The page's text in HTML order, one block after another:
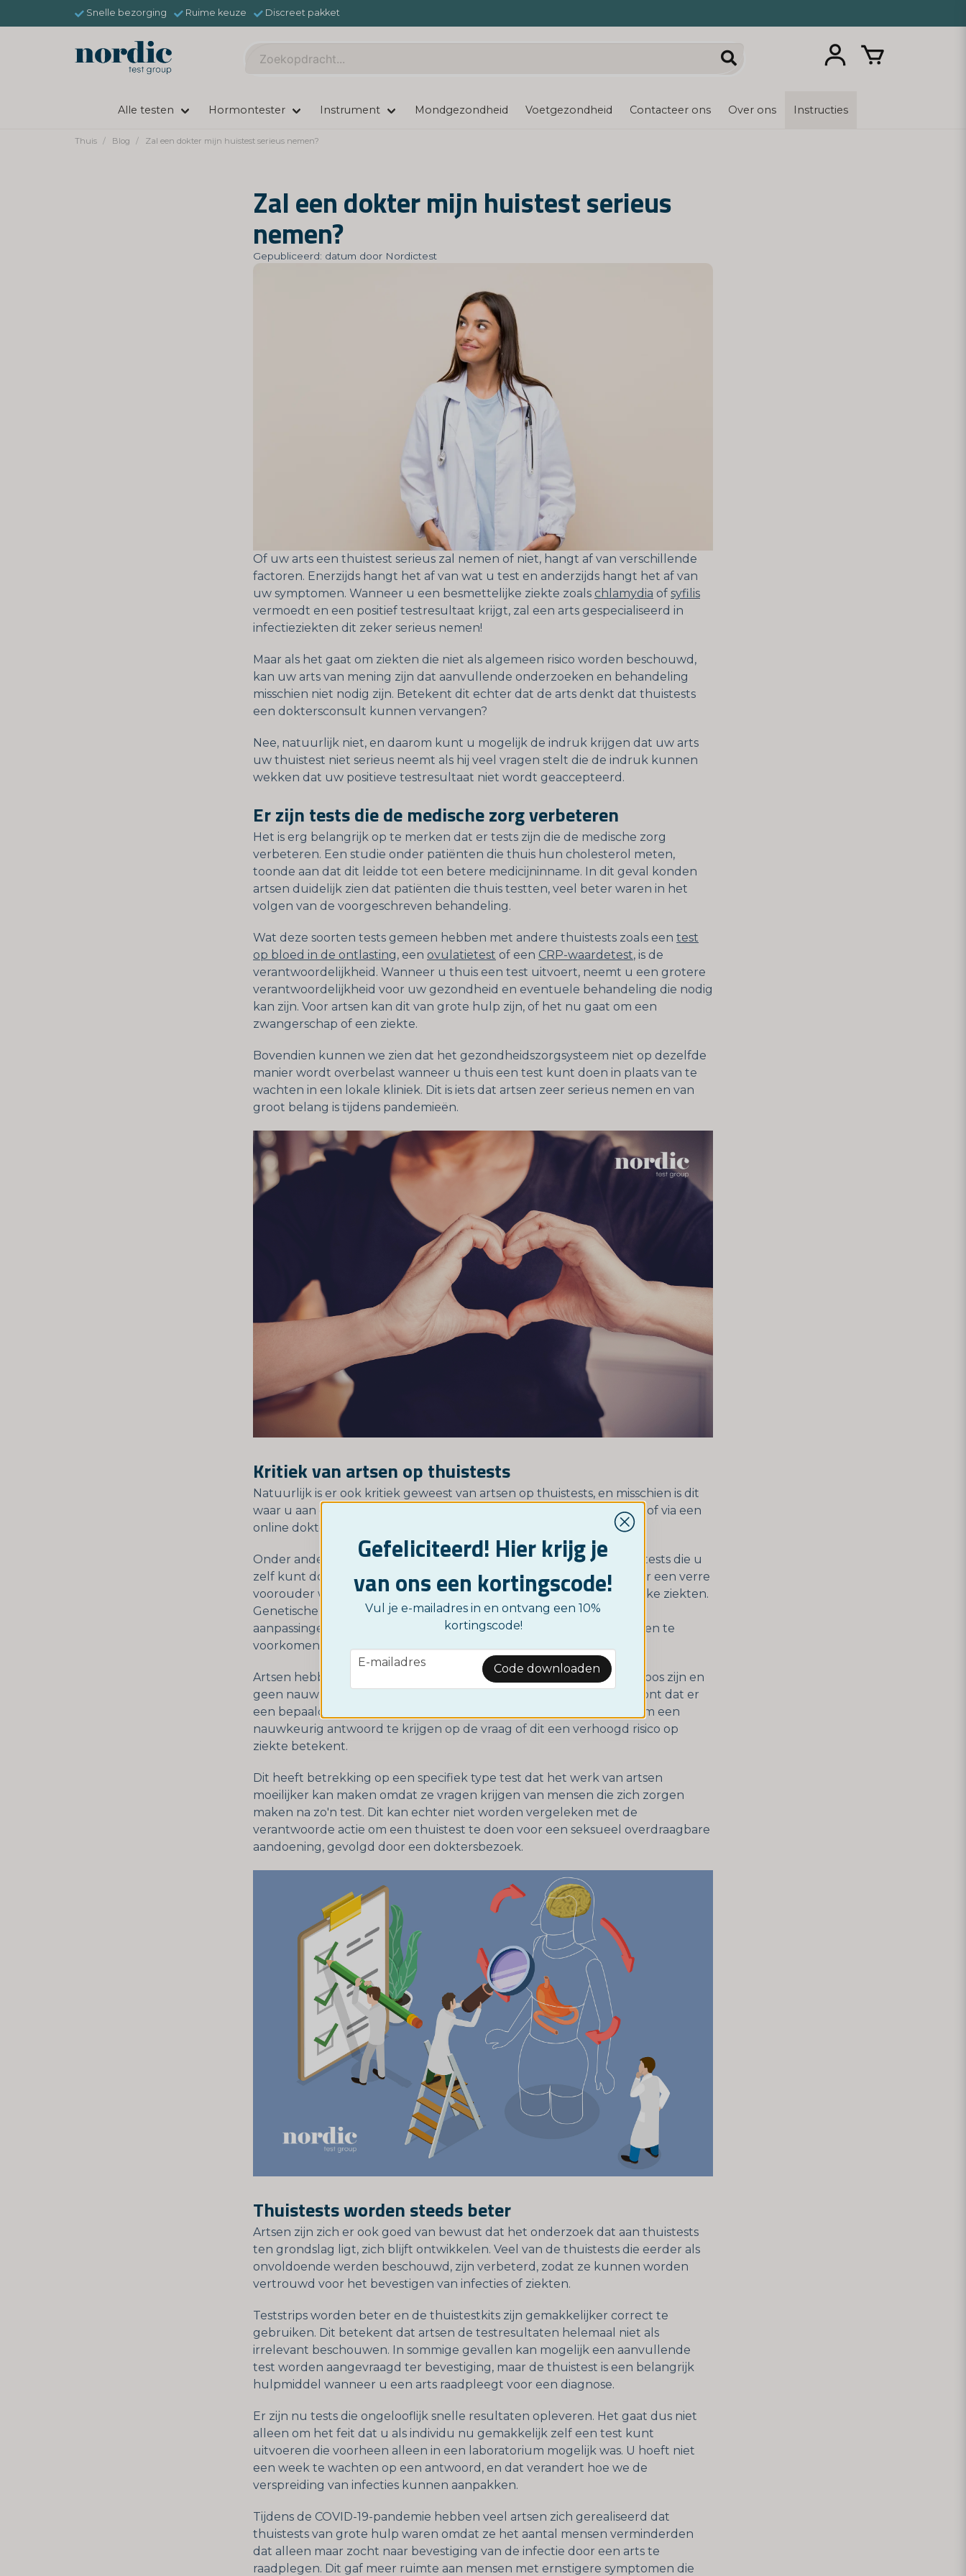
Snelle bezorging Ruime keuze Discreet pakket
Alle testen Hormontester Instrument Mondgezondheid Voetgezondheid Contacteer ons Over ons Instructies
Thuis Blog Zal een dokter mijn huistest serieus nemen?
Zal een dokter mijn huistest serieus
nemen?
Gepubliceerd: datum door Nordictest
Of uw arts een thuistest serieus zal nemen of niet, hangt af van verschillende
factoren. Enerzijds hangt het af van wat u test en anderzijds hangt het af van
uw symptomen. Wanneer u een besmettelijke ziekte zoals chlamydia of syfilis
vermoedt en een positief testresultaat krijgt, zal een arts gespecialiseerd in
infectieziekten dit zeker serieus nemen!
Maar als het gaat om ziekten die niet als algemeen risico worden beschouwd,
kan uw arts van mening zijn dat aanvullende onderzoeken en behandeling
misschien niet nodig zijn. Betekent dit echter dat de arts denkt dat thuistests
een doktersconsult kunnen vervangen?
Nee, natuurlijk niet, en daarom kunt u mogelijk de indruk krijgen dat uw arts
uw thuistest niet serieus neemt als hij veel vragen stelt die de indruk kunnen
wekken dat uw positieve testresultaat niet wordt geaccepteerd.
Er zijn tests die de medische zorg verbeteren
Het is erg belangrijk op te merken dat er tests zijn die de medische zorg
verbeteren. Een studie onder patiënten die thuis hun cholesterol meten,
toonde aan dat dit leidde tot een betere medicijninname. In dit geval konden
artsen duidelijk zien dat patiënten die thuis testten, veel beter waren in het
volgen van de voorgeschreven behandeling.
Wat deze soorten tests gemeen hebben met andere thuistests zoals een test
op bloed in de ontlasting, een ovulatietest of een CRP-waardetest, is de
verantwoordelijkheid. Wanneer u thuis een test uitvoert, neemt u een grotere
verantwoordelijkheid voor uw gezondheid en eventuele behandeling die nodig
kan zijn. Voor artsen kan dit van grote hulp zijn, of het nu gaat om een
zwangerschap of een ziekte.
Bovendien kunnen we zien dat het gezondheidszorgsysteem niet op dezelfde
manier wordt overbelast wanneer u thuis een test kunt doen in plaats van te
wachten in een lokale kliniek. Dit is iets dat artsen zeer serieus nemen en van
groot belang is tijdens pandemieën.
Kritiek van artsen op thuistests
Natuurlijk is er ook kritiek geweest van artsen op thuistests, en misschien is dit
waar u aan denkt als u aarzelt om uw testresultaat met uw huisarts of via een
online doktersdienst te bespreken.
Onder andere hebben artsen gewaarschuwd voor genetische thuistests die u
zelf kunt doen. Dit soort tests is er niet alleen om u te laten zien waar een verre
voorouder woonde. Ze geven ook informatie over aanleg voor erfelijke ziekten.
Genetische thuistests kunnen ook informatie geven over genen die
aanpassingen in de levensstijl vereisen om de ontwikkeling van ziekten te
voorkomen.
Artsen hebben kritiek geuit op deze tests en beweren dat ze nutteloos zijn en
geen nauwkeurig antwoord geven. Zelfs als de test praktisch aantoont dat er
een bepaalde genmutatie is, is veel diepgaander onderzoek nodig om een
nauwkeurig antwoord te krijgen op de vraag of dit een verhoogd risico op
ziekte betekent.
Dit heeft betrekking op een specifiek type test dat het werk van artsen
moeilijker kan maken omdat ze vragen krijgen van mensen die zich zorgen
maken na zo'n test. Dit kan echter niet worden vergeleken met de
verantwoorde actie om een thuistest te doen voor een seksueel overdraagbare
aandoening, gevolgd door een doktersbezoek.
Thuistests worden steeds beter
Artsen zijn zich er ook goed van bewust dat het onderzoek dat aan thuistests
ten grondslag ligt, zich blijft ontwikkelen. Veel van de thuistests die eerder als
onvoldoende werden beschouwd, zijn verbeterd, zodat ze kunnen worden
vertrouwd voor het bevestigen van infecties of ziekten.
Teststrips worden beter en de thuistestkits zijn gemakkelijker correct te
gebruiken. Dit betekent dat artsen de testresultaten helemaal niet als
irrelevant beschouwen. In sommige gevallen kan mogelijk een aanvullende
test worden aangevraagd ter bevestiging, maar de thuistest is een belangrijk
hulpmiddel wanneer u een arts raadpleegt voor een diagnose.
Er zijn nu tests die ongelooflijk snelle resultaten opleveren. Het gaat dus niet
alleen om het feit dat u als individu nu gemakkelijk zelf een test kunt
uitvoeren die voorheen alleen in een laboratorium mogelijk was. U hoeft niet
een week te wachten op een antwoord, en dat verandert hoe we de
verspreiding van infecties kunnen aanpakken.
Tijdens de COVID-19-pandemie hebben veel artsen zich gerealiseerd dat
thuistests van grote hulp waren omdat ze het aantal mensen verminderden
dat alleen maar zocht naar bevestiging van de infectie door een arts te
raadplegen. Dit gaf meer ruimte aan mensen met ernstigere symptomen die
Gefeliciteerd! Hier krijg je
van ons een kortingscode!
Vul je e-mailadres in en ontvang een 10%
kortingscode!
email
E-mailadres Code downloaden